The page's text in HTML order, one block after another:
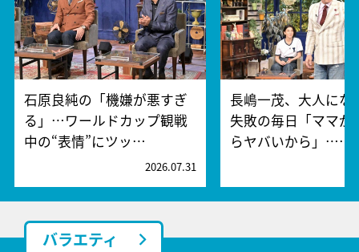
石原良純の「機嫌が悪すぎ
る」…ワールドカップ観戦
中の“表情”にツッ…
2026.07.31
長嶋一茂、大人にな
失敗の毎日「ママが
らヤバいから」……
バラエティ